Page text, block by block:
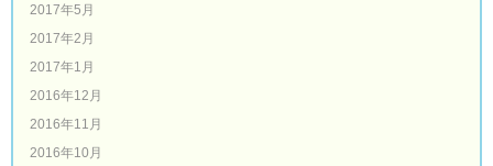
2017年5月
2017年2月
2017年1月
2016年12月
2016年11月
2016年10月